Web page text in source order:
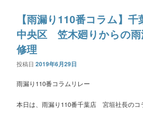
【雨漏り110番コラム】千
中央区 笠木廻りからの雨
修理
投稿日2019年6月29日
雨漏り110番コラムリレー
本日は、雨漏り110番千葉店 宮垣社長のコ